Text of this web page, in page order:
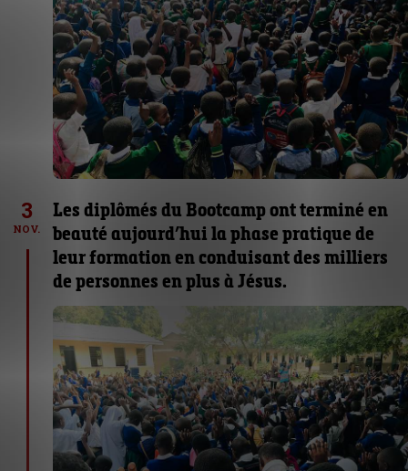
3
NOV.
Les diplômés du Bootcamp ont terminé en
beauté aujourd’hui la phase pratique de
leur formation en conduisant des milliers
de personnes en plus à Jésus.